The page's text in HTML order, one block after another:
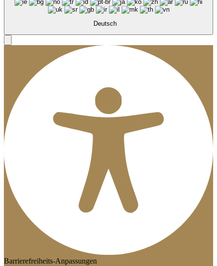
Deutsch
Barrierefreiheits-Anpassungen